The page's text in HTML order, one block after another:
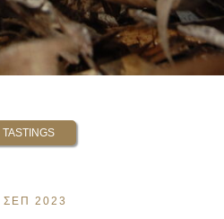
TASTINGS
ΣΕΠ 2023